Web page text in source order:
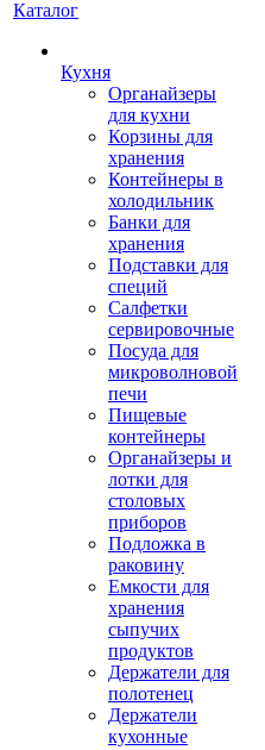
Каталог
Кухня
Органайзеры
для кухни
Корзины для
хранения
Контейнеры в
холодильник
Банки для
хранения
Подставки для
специй
Салфетки
сервировочные
Посуда для
микроволновой
печи
Пищевые
контейнеры
Органайзеры и
лотки для
столовых
приборов
Подложка в
раковину
Емкости для
хранения
сыпучих
продуктов
Держатели для
полотенец
Держатели
кухонные